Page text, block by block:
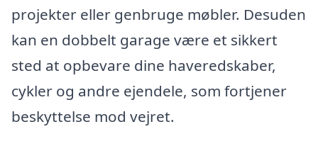
projekter eller genbruge møbler. Desuden
kan en dobbelt garage være et sikkert
sted at opbevare dine haveredskaber,
cykler og andre ejendele, som fortjener
beskyttelse mod vejret.